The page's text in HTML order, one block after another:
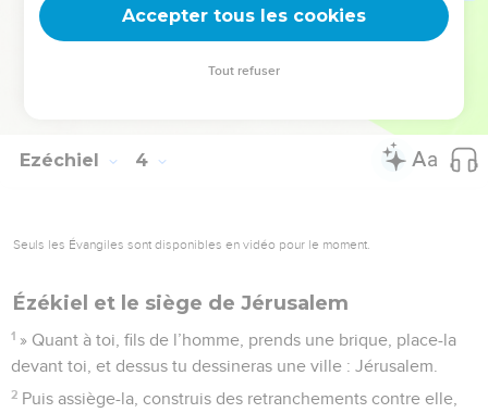
Cependant, quand je te parlerai, j'ouvrirai ta bouche pour
que tu leur dises : ‘Voici ce que dit le Seigneur,
l'Eternel.’Que celui qui voudra écouter écoute, et que celui
Ezéchiel 4
Seuls les Évangiles sont disponibles en vidéo pour le moment.
Ézékiel et le siège de Jérusalem
1 » Quant à toi, fils de l’homme, prends une brique, place-la
devant toi, et dessus tu dessineras une ville : Jérusalem.
2 Puis assiège-la, construis des retranchements contre elle,
Accepter tous les cookies
Tout refuser